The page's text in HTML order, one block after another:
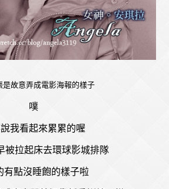
是故意弄成電影海報的樣子
噗
我看起來累累的喔
被拉起床去環球影城排隊
有點沒睡飽的樣子啦